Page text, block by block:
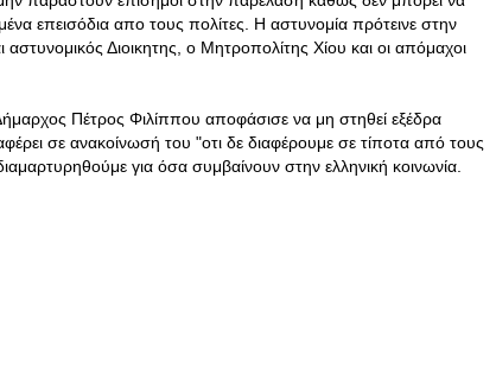
επεισόδια απο τους πολίτες. Η αστυνομία πρότεινε στην
αστυνομικός Διοικητης, ο Μητροπολίτης Χίου και οι απόμαχοι
Πέτρος Φιλίππου αποφάσισε να μη στηθεί εξέδρα
σε ανακοίνωσή του "οτι δε διαφέρουμε σε τίποτα από τους
για όσα συμβαίνουν στην ελληνική κοινωνία.